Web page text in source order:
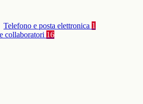
Telefono e posta elettronica 1
collaboratori 16